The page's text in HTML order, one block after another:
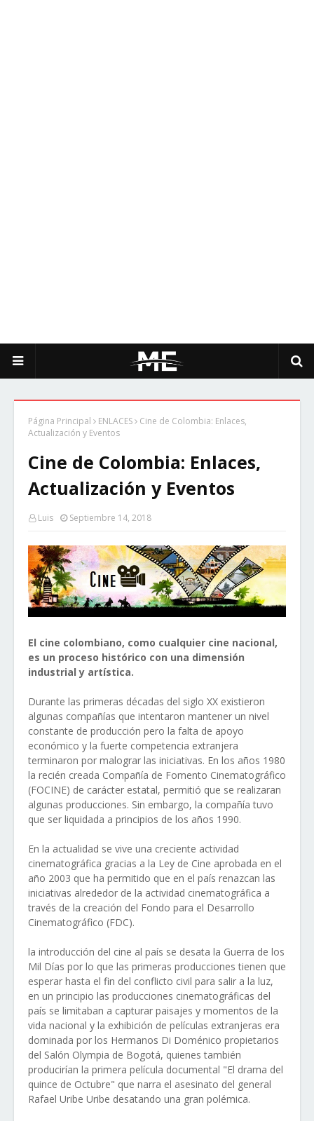
Página Principal ENLACES
Cine de Colombia: Enlaces,
Actualización y Eventos
Cine de Colombia: Enlaces,
Actualización y Eventos
Luis Septiembre 14, 2018
El cine colombiano, como cualquier cine nacional,
es un proceso histórico con una dimensión
industrial y artística.
Durante las primeras décadas del siglo XX existieron
algunas compañías que intentaron mantener un nivel
constante de producción pero la falta de apoyo
económico y la fuerte competencia extranjera
terminaron por malograr las iniciativas. En los años 1980
la recién creada Compañía de Fomento Cinematográfico
(FOCINE) de carácter estatal, permitió que se realizaran
algunas producciones. Sin embargo, la compañía tuvo
que ser liquidada a principios de los años 1990.
En la actualidad se vive una creciente actividad
cinematográfica gracias a la Ley de Cine aprobada en el
año 2003 que ha permitido que en el país renazcan las
iniciativas alrededor de la actividad cinematográfica a
través de la creación del Fondo para el Desarrollo
Cinematográfico (FDC).
la introducción del cine al país se desata la Guerra de los
Mil Días por lo que las primeras producciones tienen que
esperar hasta el fin del conflicto civil para salir a la luz,
en un principio las producciones cinematográficas del
país se limitaban a capturar paisajes y momentos de la
vida nacional y la exhibición de películas extranjeras era
dominada por los Hermanos Di Doménico propietarios
del Salón Olympia de Bogotá, quienes también
producirían la primera película documental "El drama del
quince de Octubre" que narra el asesinato del general
Rafael Uribe Uribe desatando una gran polémica.